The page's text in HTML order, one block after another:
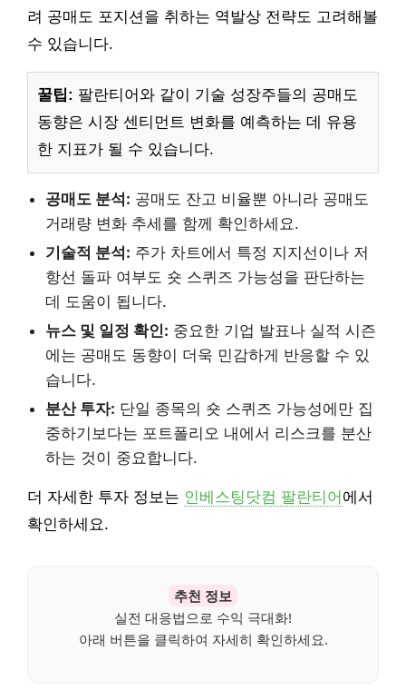
려 공매도 포지션을 취하는 역발상 전략도 고려해볼
수 있습니다.
꿀팁: 팔란티어와 같이 기술 성장주들의 공매도
동향은 시장 센티먼트 변화를 예측하는 데 유용
한 지표가 될 수 있습니다.
공매도 분석: 공매도 잔고 비율뿐 아니라 공매도
거래량 변화 추세를 함께 확인하세요.
기술적 분석: 주가 차트에서 특정 지지선이나 저
항선 돌파 여부도 숏 스퀴즈 가능성을 판단하는
데 도움이 됩니다.
뉴스 및 일정 확인: 중요한 기업 발표나 실적 시즌
에는 공매도 동향이 더욱 민감하게 반응할 수 있
습니다.
분산 투자: 단일 종목의 숏 스퀴즈 가능성에만 집
중하기보다는 포트폴리오 내에서 리스크를 분산
하는 것이 중요합니다.
더 자세한 투자 정보는 인베스팅닷컴 팔란티어 에서
확인하세요.
추천 정보
실전 대응법으로 수익 극대화!
아래 버튼을 클릭하여 자세히 확인하세요.